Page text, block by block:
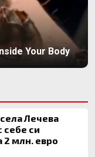
Your Body
Лечева
себе си
2 млн. евро